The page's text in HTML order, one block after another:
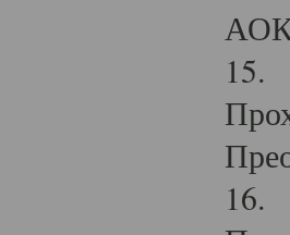
15.
16.